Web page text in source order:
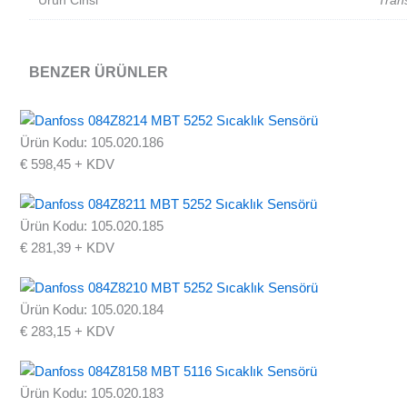
BENZER ÜRÜNLER
Ürün Kodu: 105.020.186
€ 598,45 + KDV
Ürün Kodu: 105.020.185
€ 281,39 + KDV
Ürün Kodu: 105.020.184
€ 283,15 + KDV
Ürün Kodu: 105.020.183